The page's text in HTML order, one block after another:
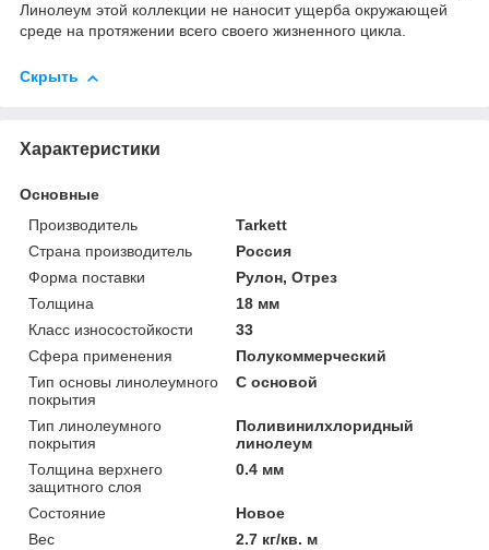
Линолеум этой коллекции не наносит ущерба окружающей
среде на протяжении всего своего жизненного цикла.
Скрыть
Характеристики
Основные
Производитель
Tarkett
Страна производитель
Россия
Форма поставки
Рулон, Отрез
Толщина
18 мм
Класс износостойкости
33
Сфера применения
Полукоммерческий
Тип основы линолеумного
покрытия
С основой
Тип линолеумного
покрытия
Поливинилхлоридный
линолеум
Толщина верхнего
защитного слоя
0.4 мм
Состояние
Новое
Вес
2.7 кг/кв. м